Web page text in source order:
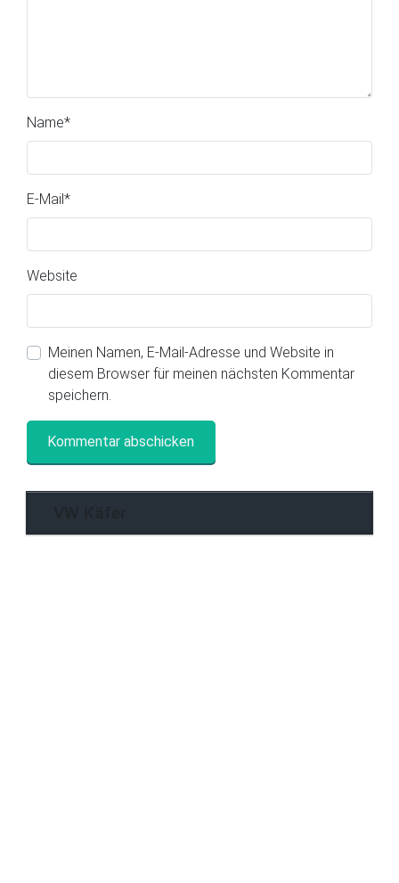
Name*
E-Mail*
Website
Meinen Namen, E-Mail-Adresse und Website in
diesem Browser für meinen nächsten Kommentar
speichern.